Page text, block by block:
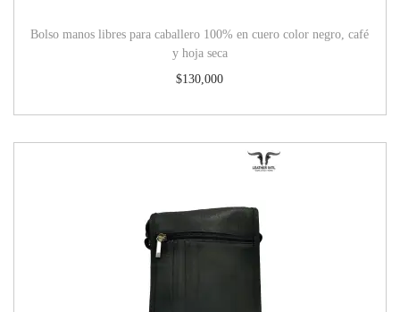
Bolso manos libres para caballero 100% en cuero color negro, café
y hoja seca
$130,000